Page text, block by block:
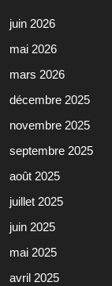
juin 2026
mai 2026
mars 2026
décembre 2025
novembre 2025
septembre 2025
août 2025
juillet 2025
juin 2025
mai 2025
avril 2025